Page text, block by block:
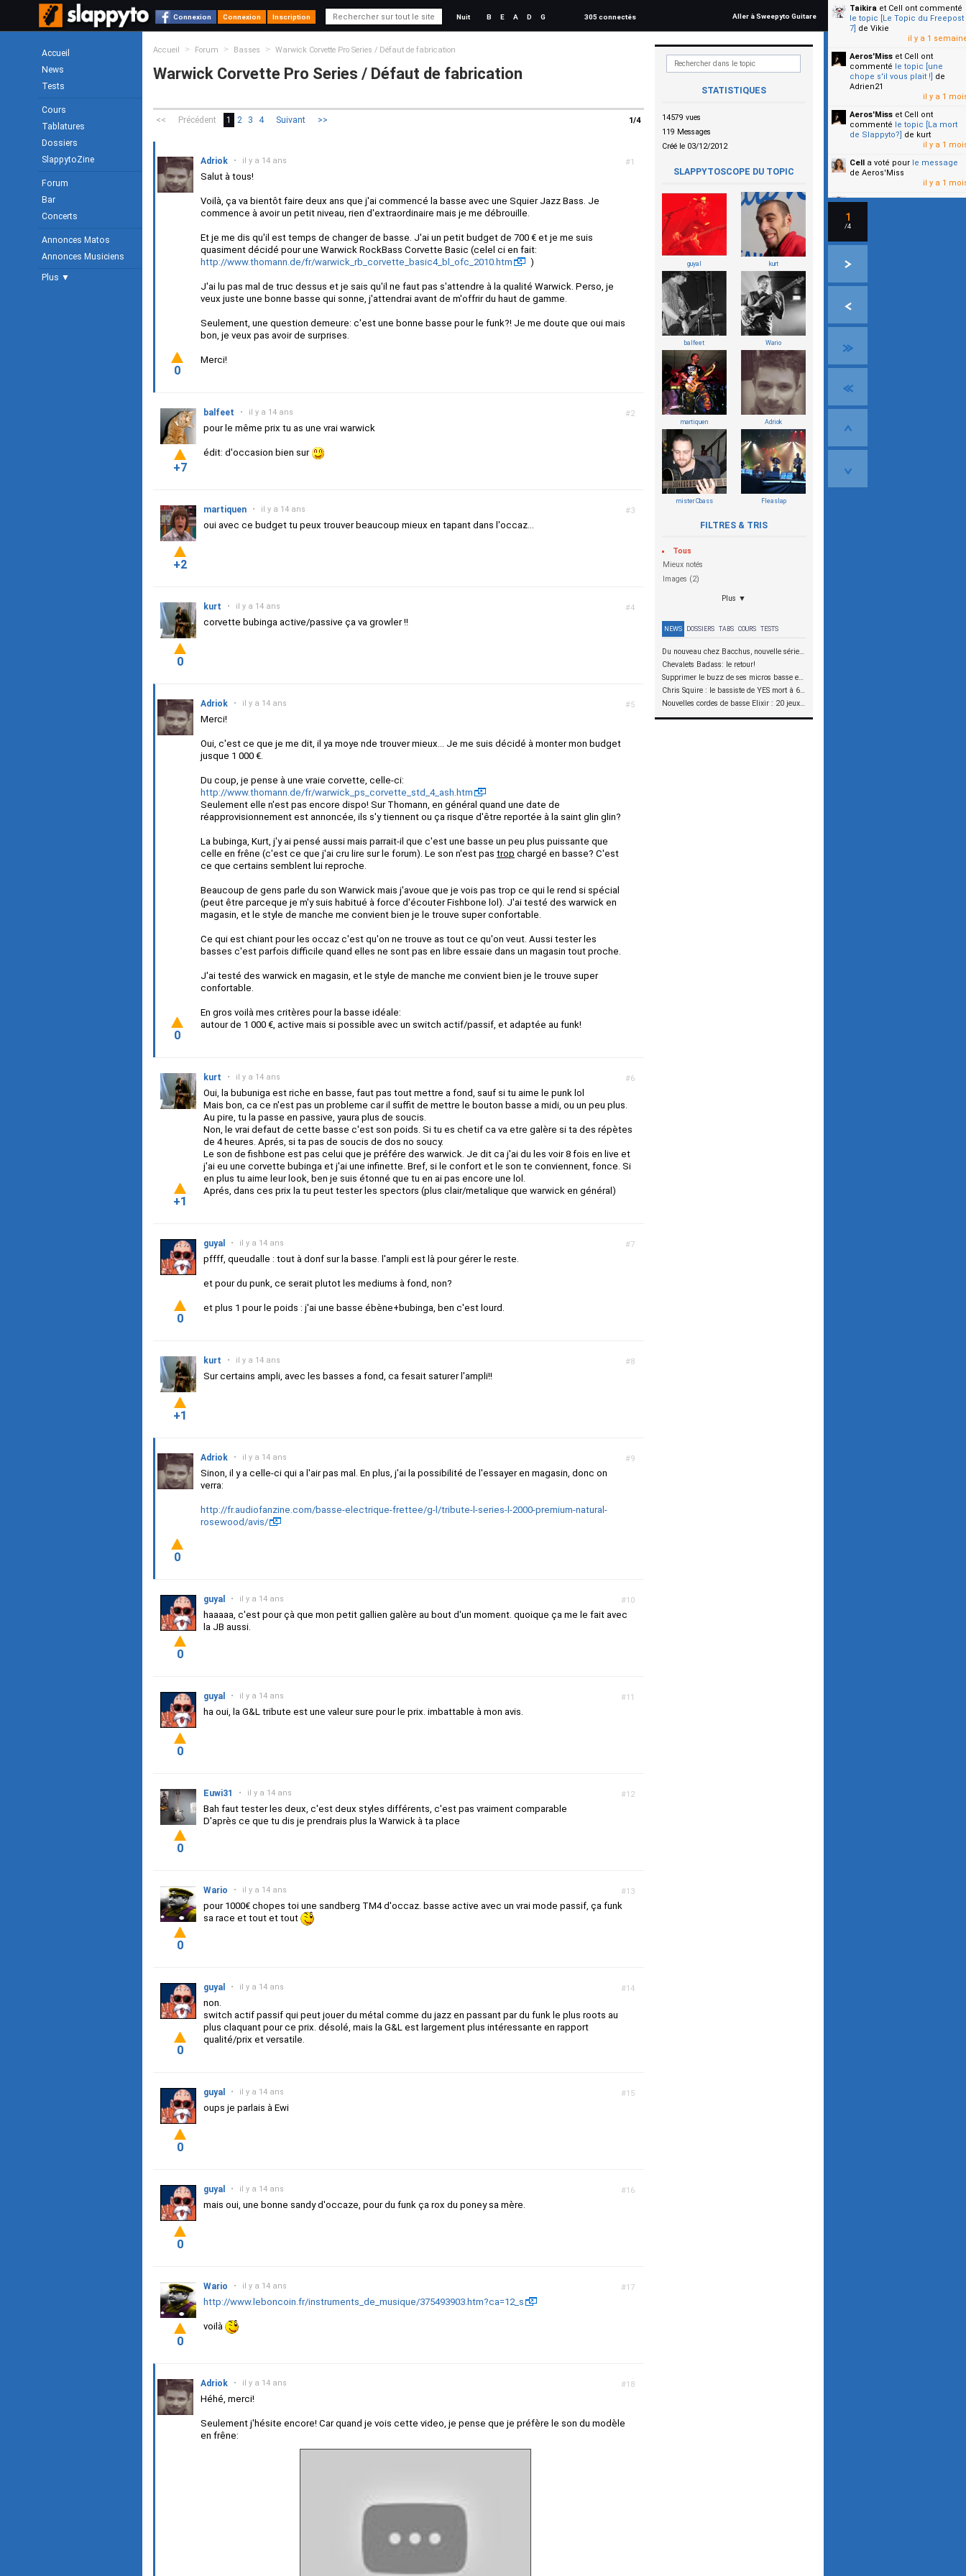
Connexion Connexion Inscription Nuit B E A D G 305 connectés Aller à Sweepyto Guitare
Accueil
News
Tests
Cours
Tablatures
Dossiers
SlappytoZine
Forum
Bar
Concerts
Annonces Matos
Annonces Musiciens
Plus ▼
Accueil > Forum > Basses > Warwick Corvette Pro Series / Défaut de fabrication
Warwick Corvette Pro Series / Défaut de fabrication
STATISTIQUES
14579 vues
119 Messages
Créé le 03/12/2012
SLAPPYTOSCOPE DU TOPIC
guyal kurt
balfeet Wario
martiquen Adriok
mister Cbass Fleaslap
FILTRES & TRIS
Tous
Mieux notés
Images (2)
Plus ▼
NEWS DOSSIERS TABS COURS TESTS
Du nouveau chez Bacchus, nouvelle série SCD
Chevalets Badass: le retour!
Supprimer le buzz de ses micros basse en reliant les aimants à la masse
Chris Squire : le bassiste de YES mort à 67 ans
Nouvelles cordes de basse Elixir : 20 jeux à tester !
1/4
<< Précédent 1 2 3 4 Suivant >>
#1
Adriok • il y a 14 ans
Salut à tous!
Voilà, ça va bientôt faire deux ans que j'ai commencé la basse avec une Squier Jazz Bass. Je
commence à avoir un petit niveau, rien d'extraordinaire mais je me débrouille.
Et je me dis qu'il est temps de changer de basse. J'ai un petit budget de 700 € et je me suis
quasiment décidé pour une Warwick RockBass Corvette Basic (celel ci en fait:
http://www.thomann.de/fr/warwick_rb_corvette_basic4_bl_ofc_2010.htm
)
J'ai lu pas mal de truc dessus et je sais qu'il ne faut pas s'attendre à la qualité Warwick. Perso, je
veux juste une bonne basse qui sonne, j'attendrai avant de m'offrir du haut de gamme.
Seulement, une question demeure: c'est une bonne basse pour le funk?! Je me doute que oui mais
bon, je veux pas avoir de surprises.
Merci!
0
#2
balfeet • il y a 14 ans
pour le même prix tu as une vrai warwick
édit: d'occasion bien sur
+7
#3
martiquen • il y a 14 ans
oui avec ce budget tu peux trouver beaucoup mieux en tapant dans l'occaz...
+2
#4
kurt • il y a 14 ans
corvette bubinga active/passive ça va growler !!
0
#5
Adriok • il y a 14 ans
Merci!
Oui, c'est ce que je me dit, il ya moye nde trouver mieux... Je me suis décidé à monter mon budget
jusque 1 000 €.
Du coup, je pense à une vraie corvette, celle-ci:
http://www.thomann.de/fr/warwick_ps_corvette_std_4_ash.htm
Seulement elle n'est pas encore dispo! Sur Thomann, en général quand une date de
réapprovisionnement est annoncée, ils s'y tiennent ou ça risque d'être reportée à la saint glin glin?
La bubinga, Kurt, j'y ai pensé aussi mais parrait-il que c'est une basse un peu plus puissante que
celle en frêne (c'est ce que j'ai cru lire sur le forum). Le son n'est pas trop chargé en basse? C'est
ce que certains semblent lui reproche.
Beaucoup de gens parle du son Warwick mais j'avoue que je vois pas trop ce qui le rend si spécial
(peut être parceque je m'y suis habitué à force d'écouter Fishbone lol). J'ai testé des warwick en
magasin, et le style de manche me convient bien je le trouve super confortable.
Ce qui est chiant pour les occaz c'est qu'on ne trouve as tout ce qu'on veut. Aussi tester les
basses c'est parfois difficile quand elles ne sont pas en libre essaie dans un magasin tout proche.
J'ai testé des warwick en magasin, et le style de manche me convient bien je le trouve super
confortable.
En gros voilà mes critères pour la basse idéale:
autour de 1 000 €, active mais si possible avec un switch actif/passif, et adaptée au funk!
0
#6
kurt • il y a 14 ans
Oui, la bubuniga est riche en basse, faut pas tout mettre a fond, sauf si tu aime le punk lol
Mais bon, ca ce n'est pas un probleme car il suffit de mettre le bouton basse a midi, ou un peu plus.
Au pire, tu la passe en passive, yaura plus de soucis.
Non, le vrai defaut de cette basse c'est son poids. Si tu es chetif ca va etre galère si ta des répètes
de 4 heures. Aprés, si ta pas de soucis de dos no soucy.
Le son de fishbone est pas celui que je préfére des warwick. Je dit ca j'ai du les voir 8 fois en live et
j'ai eu une corvette bubinga et j'ai une infinette. Bref, si le confort et le son te conviennent, fonce. Si
en plus tu aime leur look, ben je suis étonné que tu en ai pas encore une lol.
Aprés, dans ces prix la tu peut tester les spectors (plus clair/metalique que warwick en général)
+1
#7
guyal • il y a 14 ans
pffff, queudalle : tout à donf sur la basse. l'ampli est là pour gérer le reste.
et pour du punk, ce serait plutot les mediums à fond, non?
et plus 1 pour le poids : j'ai une basse ébène+bubinga, ben c'est lourd.
0
#8
kurt • il y a 14 ans
Sur certains ampli, avec les basses a fond, ca fesait saturer l'ampli!!
+1
#9
Adriok • il y a 14 ans
Sinon, il y a celle-ci qui a l'air pas mal. En plus, j'ai la possibilité de l'essayer en magasin, donc on
verra:
http://fr.audiofanzine.com/basse-electrique-frettee/g-l/tribute-l-series-l-2000-premium-natural-
rosewood/avis/
0
#10
guyal • il y a 14 ans
haaaaa, c'est pour çà que mon petit gallien galère au bout d'un moment. quoique ça me le fait avec
la JB aussi.
0
#11
guyal • il y a 14 ans
ha oui, la G&L tribute est une valeur sure pour le prix. imbattable à mon avis.
0
#12
Euwi31 • il y a 14 ans
Bah faut tester les deux, c'est deux styles différents, c'est pas vraiment comparable
D'après ce que tu dis je prendrais plus la Warwick à ta place
0
#13
Wario • il y a 14 ans
pour 1000€ chopes toi une sandberg TM4 d'occaz. basse active avec un vrai mode passif, ça funk
sa race et tout et tout
0
#14
guyal • il y a 14 ans
non.
switch actif passif qui peut jouer du métal comme du jazz en passant par du funk le plus roots au
plus claquant pour ce prix. désolé, mais la G&L est largement plus intéressante en rapport
qualité/prix et versatile.
0
#15
guyal • il y a 14 ans
oups je parlais à Ewi
0
#16
guyal • il y a 14 ans
mais oui, une bonne sandy d'occaze, pour du funk ça rox du poney sa mère.
0
#17
Wario • il y a 14 ans
http://www.leboncoin.fr/instruments_de_musique/375493903.htm?ca=12_s
voilà
0
#18
Adriok • il y a 14 ans
Héhé, merci!
Seulement j'hésite encore! Car quand je vois cette video, je pense que je préfère le son du modèle
en frêne:
1
/4
Taikira et Cell ont commenté
le topic [Le Topic du Freepost
7] de Vikie
il y a 1
Aeros'Miss et Cell ont
commenté le topic [une
chope s'il vous plait !] de
Adrien21
il y a 1
Aeros'Miss et Cell ont
commenté le topic [La mort
de Slappyto?] de kurt
il y a 1
Cell a voté pour le message
de Aeros'Miss
il y a 1
Cella voté pourle message